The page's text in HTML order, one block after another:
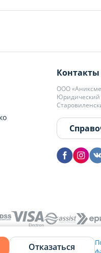
Контакты
ООО
Юридический
Отказаться